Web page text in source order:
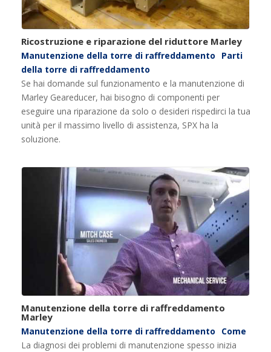
Ricostruzione e riparazione del riduttore Marley
Manutenzione della torre di raffreddamento
Parti
della torre di raffreddamento
Se hai domande sul funzionamento e la manutenzione di
Marley Geareducer, hai bisogno di componenti per
eseguire una riparazione da solo o desideri rispedirci la tua
unità per il massimo livello di assistenza, SPX ha la
soluzione.
Manutenzione della torre di raffreddamento
Marley
Manutenzione della torre di raffreddamento
Come
La diagnosi dei problemi di manutenzione spesso inizia